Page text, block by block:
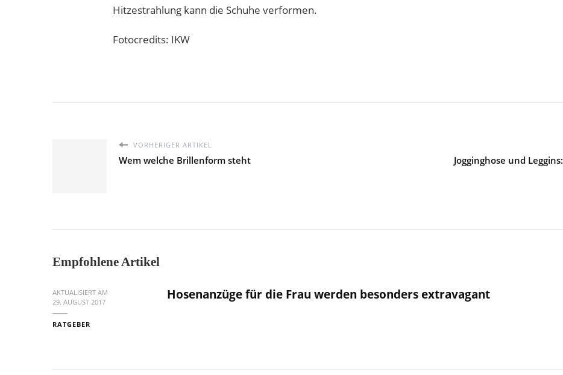
Hitzestrahlung kann die Schuhe verformen.
Fotocredits: IKW
VORHERIGER ARTIKEL
Wem welche Brillenform steht Jogginghose und
Empfohlene Artikel
AKTUALISIERT AM
29. AUGUST 2017
RATGEBER
Hosenanzüge für die Frau werden besonders extravagant